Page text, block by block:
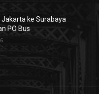
Jakarta ke Surabaya
PO Bus